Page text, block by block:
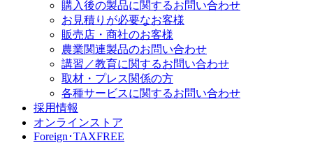
購入後の製品に関するお問い合わせ
お見積りが必要なお客様
販売店・商社のお客様
農業関連製品のお問い合わせ
講習／教育に関するお問い合わせ
取材・プレス関係の方
各種サービスに関するお問い合わせ
採用情報
オンラインストア
Foreign･TAXFREE